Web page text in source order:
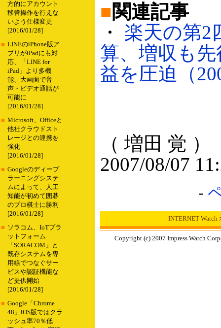
方的にアカウント
移管操作を行えな
いよう仕様変更
[2016/01/28]
■ LINEのiPhone版ア
プリがiPadにも対
応、「LINE for
iPad」より多機
能、大画面で音
声・ビデオ通話が
可能に
[2016/01/28]
■ Microsoft、Officeと
他社クラウドスト
レージとの連携を
強化
[2016/01/28]
■ Googleのディープ
ラーニングシステ
ムによって、人工
知能が初めて囲碁
のプロ棋士に勝利
[2016/01/28]
■ ソラコム、IoTプラ
ットフォーム
「SORACOM」と
既存システムを専
用線でつなぐサー
ビスや認証機能な
ど提供開始
[2016/01/28]
■ Google「Chrome
48」iOS版ではクラ
ッシュ率70％低
■関連記事
・ 楽天の第2
算、増収も
益を圧迫（
（ 増田 覚 ）
2007/08/07
-
INTERNET Watch
Copyright (c) 2007 Impress Watch